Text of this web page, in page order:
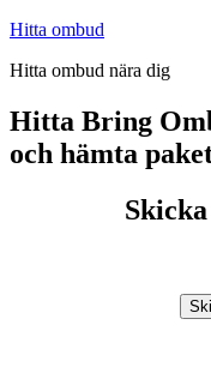
Hoppa
innehåll
Hitta ombud
Hitta ombud nära dig
Hitta Bring
och hämta